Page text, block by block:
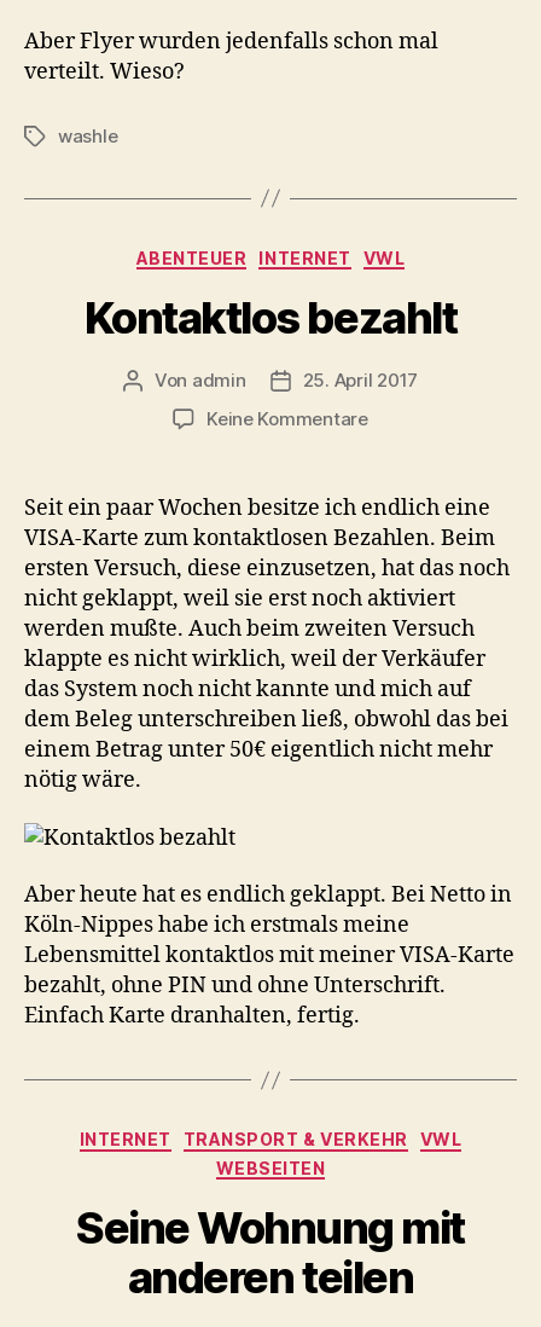
Aber Flyer wurden jedenfalls schon mal
verteilt. Wieso?
Schlagwörter
washle
Kategorien
ABENTEUER INTERNET VWL
Kontaktlos bezahlt
Beitragsautor
Von admin Beitragsdatum
25. April 2017
Keine Kommentarezu
Seit ein paar Wochen besitze ich endlich eine
VISA-Karte zum kontaktlosen Bezahlen. Beim
ersten Versuch, diese einzusetzen, hat das noch
nicht geklappt, weil sie erst noch aktiviert
werden mußte. Auch beim zweiten Versuch
klappte es nicht wirklich, weil der Verkäufer
das System noch nicht kannte und mich auf
dem Beleg unterschreiben ließ, obwohl das bei
einem Betrag unter 50€ eigentlich nicht mehr
nötig wäre.
Aber heute hat es endlich geklappt. Bei Netto in
Köln-Nippes habe ich erstmals meine
Lebensmittel kontaktlos mit meiner VISA-Karte
bezahlt, ohne PIN und ohne Unterschrift.
Einfach Karte dranhalten, fertig.
Kategorien
INTERNET TRANSPORT & VERKEHR
VWL
WEBSEITEN
Seine Wohnung mit
anderen teilen